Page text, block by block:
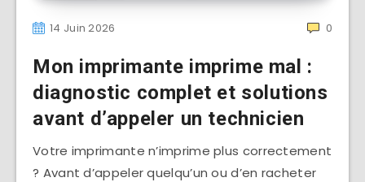
14 Juin 2026 0
Mon imprimante imprime mal :
diagnostic complet et solutions
avant d’appeler un technicien
Votre imprimante n’imprime plus correctement
? Avant d’appeler quelqu’un ou d’en racheter